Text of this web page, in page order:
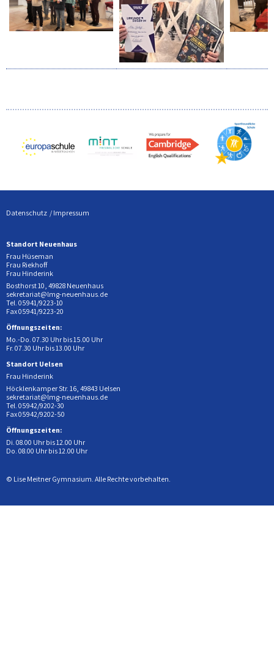
Datenschutz Impressum
Standort Neuenhaus
Frau Hüseman
Frau Riekhoff
Frau Hinderink
Bosthorst 10, 49828 Neuenhaus
sekretariat@lmg-neuenhaus.de
Tel. 05941/9223-10
Fax 05941/9223-20
Öffnungszeiten:
Mo.-Do. 07.30 Uhr bis 15.00 Uhr
Fr. 07.30 Uhr bis 13.00 Uhr
Standort Uelsen
Frau Hinderink
Höcklenkamper Str. 16, 49843 Uelsen
sekretariat@lmg-neuenhaus.de
Tel. 05942/9202-30
Fax 05942/9202-50
Öffnungszeiten:
Di. 08.00 Uhr bis 12.00 Uhr
Do. 08.00 Uhr bis 12.00 Uhr
© Lise Meitner Gymnasium. Alle Rechte vorbehalten.